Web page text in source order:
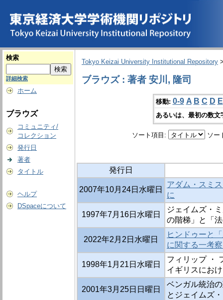
検索
詳細検索
ホーム
ブラウズ
コミュニティ/
コレクション
発行日
著者
タイトル
ヘルプ
DSpaceについて
Tokyo Keizai University Institutional Repository
ブラウズ : 著者 安川, 隆司
移動: 0-9 A B C D E
あるいは、最初の数
ソート項目: ソー
発行日
2007年10月24日水曜日
アダム・スミ
に
1997年7月16日水曜日
ジェイムズ・
の階梯」と「
2022年2月2日水曜日
ヒンドゥーと
に関する一考
1998年1月21日水曜日
フィリップ ・
イギリスにお
2001年3月25日日曜日
ベンガル統治
とジェイムズ